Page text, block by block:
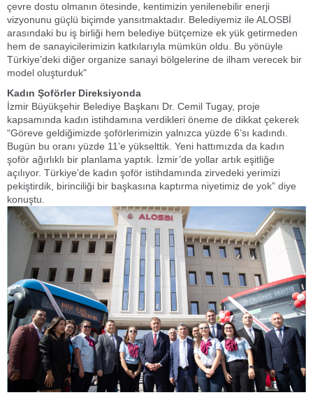
çevre dostu olmanın ötesinde, kentimizin yenilenebilir enerji
vizyonunu güçlü biçimde yansıtmaktadır. Belediyemiz ile ALOSBİ
arasındaki bu iş birliği hem belediye bütçemize ek yük getirmeden
hem de sanayicilerimizin katkılarıyla mümkün oldu. Bu yönüyle
Türkiye’deki diğer organize sanayi bölgelerine de ilham verecek bir
model oluşturduk"
Kadın Şoförler Direksiyonda
İzmir Büyükşehir Belediye Başkanı Dr. Cemil Tugay, proje
kapsamında kadın istihdamına verdikleri öneme de dikkat çekerek
“Göreve geldiğimizde şoförlerimizin yalnızca yüzde 6’sı kadındı.
Bugün bu oranı yüzde 11’e yükselttik. Yeni hattımızda da kadın
şoför ağırlıklı bir planlama yaptık. İzmir’de yollar artık eşitliğe
açılıyor. Türkiye’de kadın şoför istihdamında zirvedeki yerimizi
pekiştirdik, birinciliği bir başkasına kaptırma niyetimiz de yok” diye
konuştu.